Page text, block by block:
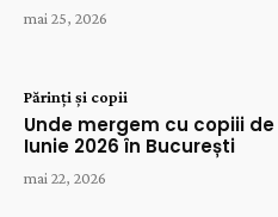
mai 25, 2026
Părinți și copii
Unde mergem cu copiii de
Iunie 2026 în București
mai 22, 2026